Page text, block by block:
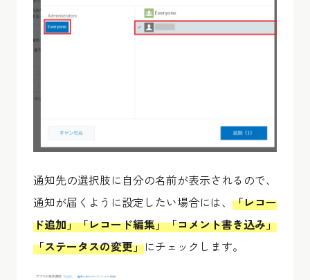
通知先の選択肢に自分の名前が表示されるので、
通知が届くように設定したい場合には、 「レコー
ド追加」「レコード編集」「コメント書き込み」
「ステータスの変更」にチェックします。